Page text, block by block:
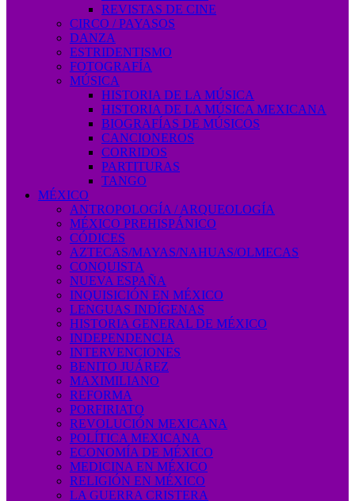
REVISTAS DE CINE
CIRCO / PAYASOS
DANZA
ESTRIDENTISMO
FOTOGRAFÍA
MÚSICA
HISTORIA DE LA MÚSICA
HISTORIA DE LA MÚSICA MEXICANA
BIOGRAFÍAS DE MÚSICOS
CANCIONEROS
CORRIDOS
PARTITURAS
TANGO
MÉXICO
ANTROPOLOGÍA / ARQUEOLOGÍA
MÉXICO PREHISPÁNICO
CÓDICES
AZTECAS/MAYAS/NAHUAS/OLMECAS
CONQUISTA
NUEVA ESPAÑA
INQUISICIÓN EN MÉXICO
LENGUAS INDÍGENAS
HISTORIA GENERAL DE MÉXICO
INDEPENDENCIA
INTERVENCIONES
BENITO JUÁREZ
MAXIMILIANO
REFORMA
PORFIRIATO
REVOLUCIÓN MEXICANA
POLÍTICA MEXICANA
ECONOMÍA DE MÉXICO
MEDICINA EN MÉXICO
RELIGIÓN EN MÉXICO
LA GUERRA CRISTERA